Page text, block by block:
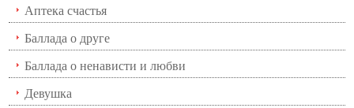
Аптека счастья
Баллада о друге
Баллада о ненависти и любви
Девушка